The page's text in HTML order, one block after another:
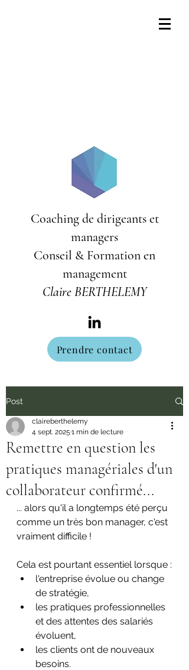
Coaching de dirigeants et
managers
Conseil & Formation en
management
Claire BERTHELEMY
Prendre contact
Post
Remettre en question les
pratiques managériales d'un
collaborateur confirmé...
claireberthelemy
4 sept. 2025 1 min de lecture
... alors qu'il a longtemps été perçu
comme un très bon manager, c'est
vraiment difficile !
Cela est pourtant essentiel lorsque :
l'entreprise évolue ou change
de stratégie,
les pratiques professionnelles
et des attentes des salariés
évoluent,
les clients ont de nouveaux
besoins.